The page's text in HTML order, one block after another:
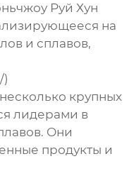
Руй Хун
на
и сплавов,
)
крупных
лидерами в
Они
продукты и